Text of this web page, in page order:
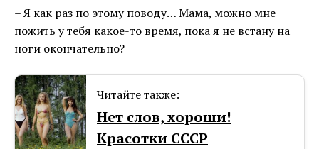
– Я как раз по этому поводу… Мама, можно мне
пожить у тебя какое-то время, пока я не встану на
ноги окончательно?
Читайте также:
Нет слов, хороши!
Красотки СССР